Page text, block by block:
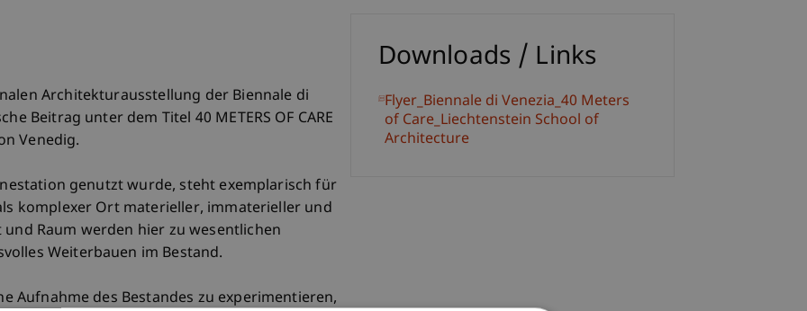
Architekturausstellung der Biennale di
Beitrag unter dem Titel 40 METERS OF CARE
Venedig.
genutzt wurde, steht exemplarisch für
komplexer Ort materieller, immaterieller und
Raum werden hier zu wesentlichen
Weiterbauen im Bestand.
Aufnahme des Bestandes zu experimentieren,
Downloads / Links
Flyer_Biennale di Venezia_40 Meters
of Care_Liechtenstein School of
Architecture